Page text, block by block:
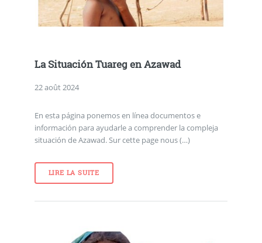
La Situación Tuareg en Azawad
22 août 2024
En esta página ponemos en línea documentos e
información para ayudarle a comprender la compleja
situación de Azawad. Sur cette page nous (…)
LIRE LA SUITE